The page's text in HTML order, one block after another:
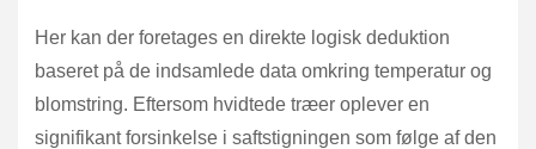
Her kan der foretages en direkte logisk deduktion
baseret på de indsamlede data omkring temperatur og
blomstring. Eftersom hvidtede træer oplever en
signifikant forsinkelse i saftstigningen som følge af den